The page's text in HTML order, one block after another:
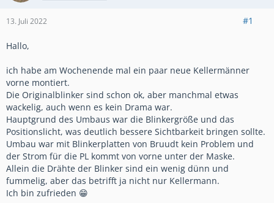
13. Juli 2022 #1
Hallo,
ich habe am Wochenende mal ein paar neue Kellermänner
vorne montiert.
Die Originalblinker sind schon ok, aber manchmal etwas
wackelig, auch wenn es kein Drama war.
Hauptgrund des Umbaus war die Blinkergröße und das
Positionslicht, was deutlich bessere Sichtbarkeit bringen sollte.
Umbau war mit Blinkerplatten von Bruudt kein Problem und
der Strom für die PL kommt von vorne unter der Maske.
Allein die Drähte der Blinker sind ein wenig dünn und
fummelig, aber das betrifft ja nicht nur Kellermann.
Ich bin zufrieden 😁